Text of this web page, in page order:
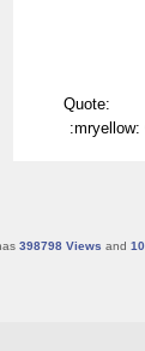
Quote:
398798 Views and